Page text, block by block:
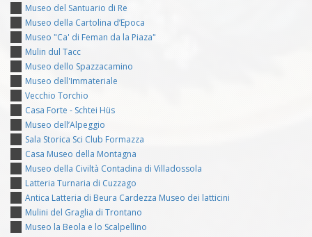
Museo del Santuario di Re
Museo della Cartolina d’Epoca
Museo "Ca' di Feman da la Piaza"
Mulin dul Tacc
Museo dello Spazzacamino
Museo dell'Immateriale
Vecchio Torchio
Casa Forte - Schtei Hüs
Museo dell’Alpeggio
Sala Storica Sci Club Formazza
Casa Museo della Montagna
Museo della Civiltà Contadina di Villadossola
Latteria Turnaria di Cuzzago
Antica Latteria di Beura Cardezza Museo dei latticini
Mulini del Graglia di Trontano
Museo la Beola e lo Scalpellino